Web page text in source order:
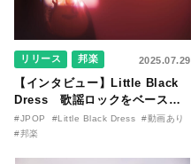
リリース 邦楽 2025.07.29
【インタビュー】Little Black
Dress 歌謡ロックをベースに
さまざまな表情を見せるメジャ
ー1stアルバム、
#JPOP #Little Black Dress
#動画あり
#邦楽